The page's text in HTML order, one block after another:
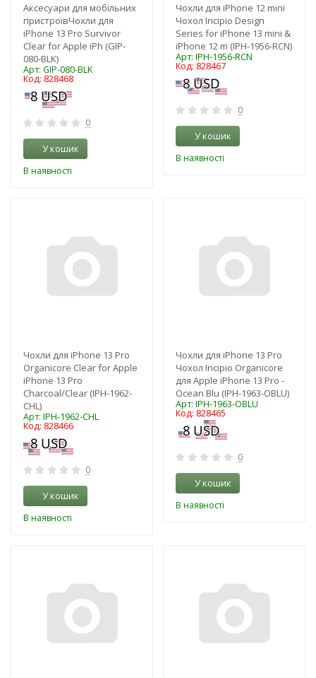
Аксесуари для мобільних
пристроївЧохли для
iPhone 13 Pro Survivor
Clear for Apple iPh (GIP-
080-BLK)
Арт: GIP-080-BLK
Код: 828468
0
У кошик
В наявності
Чохли для iPhone 12 mini
Чохол Incipio Design
Series for iPhone 13 mini &
iPhone 12 m (IPH-1956-RCN)
Арт: IPH-1956-RCN
Код: 828467
0
У кошик
В наявності
Чохли для iPhone 13 Pro
Organicore Clear for Apple
iPhone 13 Pro
Charcoal/Clear (IPH-1962-
CHL)
Арт: IPH-1962-CHL
Код: 828466
0
У кошик
В наявності
Чохли для iPhone 13 Pro
Чохол Incipio Organicore
для Apple iPhone 13 Pro -
Ocean Blu (IPH-1963-OBLU)
Арт: IPH-1963-OBLU
Код: 828465
0
У кошик
В наявності